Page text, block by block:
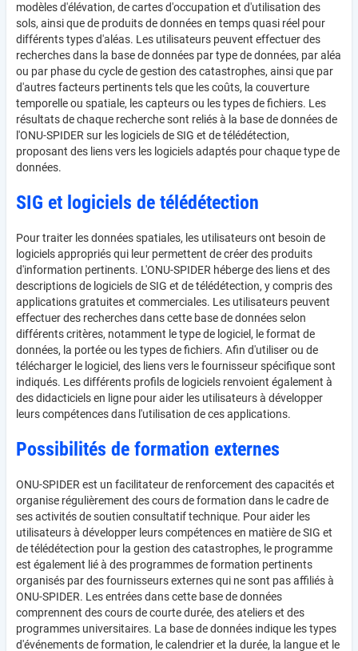
modèles d'élévation, de cartes d'occupation et d'utilisation des
sols, ainsi que de produits de données en temps quasi réel pour
différents types d'aléas. Les utilisateurs peuvent effectuer des
recherches dans la base de données par type de données, par aléa
ou par phase du cycle de gestion des catastrophes, ainsi que par
d'autres facteurs pertinents tels que les coûts, la couverture
temporelle ou spatiale, les capteurs ou les types de fichiers. Les
résultats de chaque recherche sont reliés à la base de données de
l'ONU-SPIDER sur les logiciels de SIG et de télédétection,
proposant des liens vers les logiciels adaptés pour chaque type de
données.
SIG et logiciels de télédétection
Pour traiter les données spatiales, les utilisateurs ont besoin de
logiciels appropriés qui leur permettent de créer des produits
d'information pertinents. L'ONU-SPIDER héberge des liens et des
descriptions de logiciels de SIG et de télédétection, y compris des
applications gratuites et commerciales. Les utilisateurs peuvent
effectuer des recherches dans cette base de données selon
différents critères, notamment le type de logiciel, le format de
données, la portée ou les types de fichiers. Afin d'utiliser ou de
télécharger le logiciel, des liens vers le fournisseur spécifique sont
indiqués. Les différents profils de logiciels renvoient également à
des didacticiels en ligne pour aider les utilisateurs à développer
leurs compétences dans l'utilisation de ces applications.
Possibilités de formation externes
ONU-SPIDER est un facilitateur de renforcement des capacités et
organise régulièrement des cours de formation dans le cadre de
ses activités de soutien consultatif technique. Pour aider les
utilisateurs à développer leurs compétences en matière de SIG et
de télédétection pour la gestion des catastrophes, le programme
est également lié à des programmes de formation pertinents
organisés par des fournisseurs externes qui ne sont pas affiliés à
ONU-SPIDER. Les entrées dans cette base de données
comprennent des cours de courte durée, des ateliers et des
programmes universitaires. La base de données indique les types
d'événements de formation, le calendrier et la durée, la langue et le